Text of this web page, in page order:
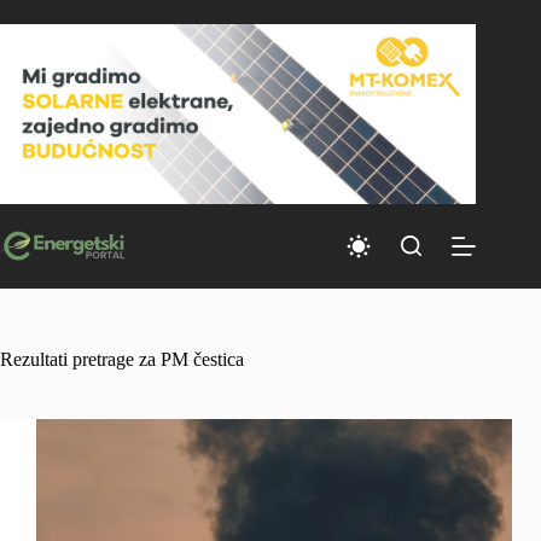
to
Rezultati pretrage za PM čestica